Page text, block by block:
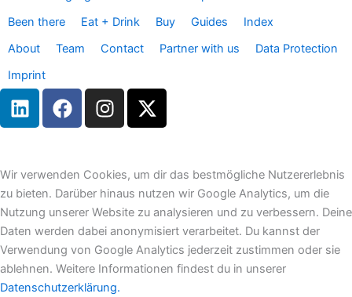
Been there
Eat + Drink Buy Guides
Index
About
Team Contact Partner with us
Data Protection
Imprint
L
i
e
d
i
n
F
a
b
o
o
k
I
n
a
g
r
a
m
X
-
i
t
t
e
r
Wir verwenden Cookies, um dir das bestmögliche Nutzererlebnis
zu bieten. Darüber hinaus nutzen wir Google Analytics, um die
Nutzung unserer Website zu analysieren und zu verbessern. Deine
Daten werden dabei anonymisiert verarbeitet. Du kannst der
Verwendung von Google Analytics jederzeit zustimmen oder sie
ablehnen. Weitere Informationen findest du in unserer
Datenschutzerklärung.